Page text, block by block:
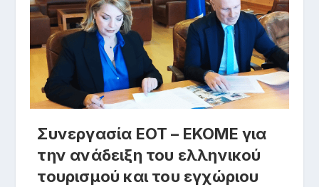
Συνεργασία ΕΟΤ – ΕΚΟΜΕ για
την ανάδειξη του ελληνικού
τουρισμού και του εγχώριου